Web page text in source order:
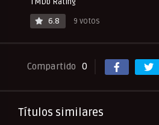
TMDb Rating
6.8
9 votos
Compartido 0
Títulos similares